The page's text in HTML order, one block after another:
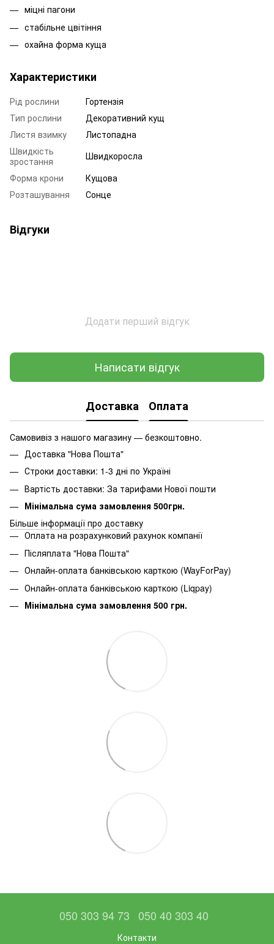
міцні пагони
стабільне цвітіння
охайна форма куща
Характеристики
Рід рослини
Гортензія
Тип рослини
Декоративний кущ
Листя взимку
Листопадна
Швидкість
зростання
Швидкоросла
Форма крони
Кущова
Розташування
Сонце
Відгуки
Додати перший відгук
Написати відгук
Доставка Оплата
Самовивіз з нашого магазину — безкоштовно.
Доставка "Нова Пошта"
Строки доставки: 1-3 дні по Україні
Вартість доставки: За тарифами Нової пошти
Мінімальна сума замовлення 500грн.
Більше інформації про доставку
Оплата на розрахунковий рахунок компанії
Післяплата "Нова Пошта"
Онлайн-оплата банківською карткою (WayForPay)
Онлайн-оплата банківською карткою (Liqpay)
Мінімальна сума замовлення 500 грн.
050 303 94 73 050 40 303 40
Контакти